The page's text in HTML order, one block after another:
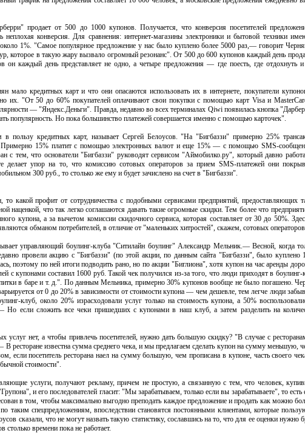
продает от 500 до 1000 купонов. Получается, что конверсия посетителей
конверсия. Для сравнения: интернет-магазины электроники и бытовой техники
около 1%. "Самое популярное предложение у нас было куплено более 5000 раз,— говорит
которое в такую жару вызвало огромный резонанс". От 500 до 600 купонов каждый день
он каждый день представляет не одно, а четыре предложения — где поесть, где отдохнуть
мало кредитных карт и что они опасаются использовать их в интернете, покупатели
их. "От 50 до 60% покупателей оплачивают свои покупки с помощью карт Visa и
— "Яндекс.Деньги". Правда, недавно во всех терминалах Qiwi появилась кнопка
популярность. Но пока большинство платежей совершается именно с помощью карточек".
пользу кредитных карт, называет Сергей Белоусов. "На "Бигбаззи" примерно 25%
15% платит с помощью электронных валют и еще 15% — с помощью SMS-
с тем, что основатели "Бигбаззи" руководят сервисом "Аймобилко.ру", который давно
делает упор на то, что комиссию сотовых операторов за прием SMS-платежей они
300 руб., то столько же ему и будет зачислено на счет в "Бигбаззи".
то какой профит от сотрудничества с подобными сервисами предприятий, предоставляющих
наценкой, что так легко соглашаются давать такие огромные скидки. Тем более что
купона, а за вычетом комиссии скидочного сервиса, которая составляет от 30 до 50%.
обманом потребителей, в отличие от "маленьких хитростей", скажем, сотовых операторов.
управляющий боулинг-клуба "Ситилайн боулинг" Александр Мельник.— Весной, когда
провели акцию с "Бигбаззи" (по этой акции, по данным сайта "Бигбаззи", было куплено
поэтому по ней итоги подводить рано, но по акции "Биглиона", хотя купон на час аренды
с купонами составил 1600 руб. Такой чек получился из-за того, что люди приходят в боулинг-
в баре и т. д.". По данным Мельника, примерно 30% купонов вообще не было погашено.
от 0 до 20% в зависимости от стоимости купона — чем дешевле, тем легче люди
клуб, около 20% израсходовали услуг только на стоимость купона, а 50%
если сложить все чеки пришедших с купонами в наш клуб, а затем разделить на
услуг нет, а чтобы привлечь посетителей, нужно дать большую скидку? "В случае с
ресторане известна сумма среднего чека, и мы предлагаем сделать купон на сумму меньшую,
если посетитель ресторана наел на сумму большую, чем прописана в купоне, часть своего
стоимости".
услуги, получают рекламу, причем не простую, а связанную с тем, что человек,
и его последователей гласит: "Мы зарабатываем, только если вы зарабатываете", то есть
в том, чтобы максимально выгодно преподать каждое предложение и продать как можно
таким спецпредложениям, впоследствии становятся постоянными клиентами, которые
сказали, что не могут назвать такую статистику, сославшись на то, что для ее оценки нужно
столько времени пока не работает.